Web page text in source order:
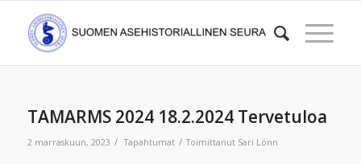
TAMARMS 2024 18.2.2024 Tervetuloa
2 marraskuun, 2023 / Tapahtumat / Toimittanut Sari Lönn